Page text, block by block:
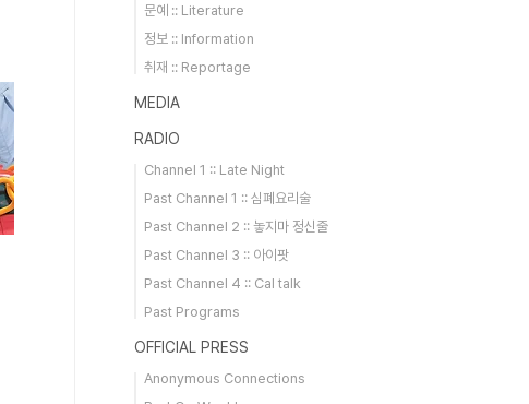
문예 :: Literature
정보 :: Information
취재 :: Reportage
MEDIA
RADIO
Channel 1 :: Late Night
Past Channel 1 :: 심폐요리술
Past Channel 2 :: 놓지마 정신줄
Past Channel 3 :: 아이팟
Past Channel 4 :: Cal talk
Past Programs
OFFICIAL PRESS
Anonymous Connections